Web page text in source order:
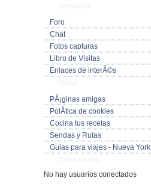
Foro
Chat
Fotos capturas
Libro de Visitas
Enlaces de interÃ©s
PÃ¡ginas amigas
PolÃ­tica de cookies
Cocina tus recetas
Sendas y Rutas
Guias para viajes - Nueva York
No hay usuarios conectados